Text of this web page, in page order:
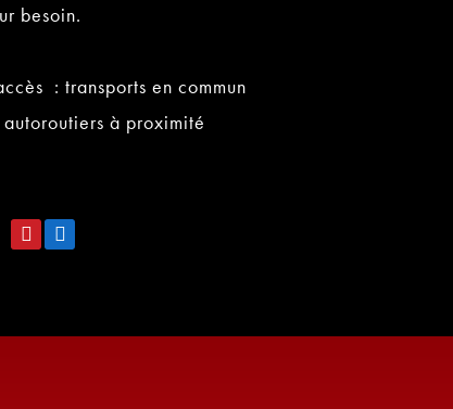
besoin.
: transports en commun
à proximité